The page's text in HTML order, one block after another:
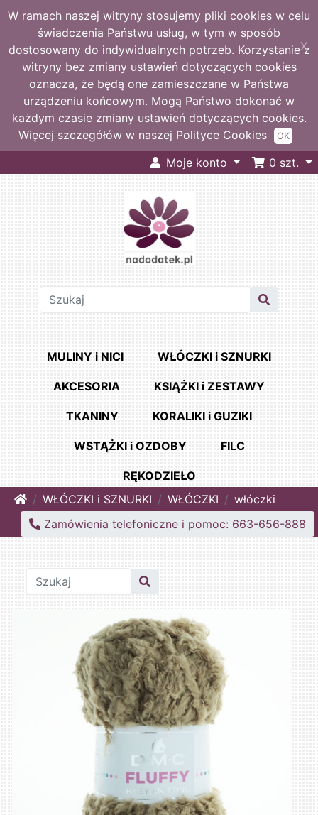
W ramach naszej witryny stosujemy pliki cookies w celu
świadczenia Państwu usług, w tym w sposób
dostosowany do indywidualnych potrzeb. Korzystanie z
witryny bez zmiany ustawień dotyczących cookies
oznacza, że będą one zamieszczane w Państwa
urządzeniu końcowym. Mogą Państwo dokonać w
każdym czasie zmiany ustawień dotyczących cookies.
Więcej szczegółów w naszej Polityce Cookies
X
OK
Moje konto 0 szt.
MULINY i NICI WŁÓCZKI i SZNURKI
AKCESORIA KSIĄŻKI i ZESTAWY
TKANINY KORALIKI i GUZIKI
WSTĄŻKI i OZDOBY FILC
RĘKODZIEŁO
HomeWŁÓCZKI i SZNURKI WŁÓCZKI
włóczki
Zamówienia telefoniczne i pomoc: 663-656-888